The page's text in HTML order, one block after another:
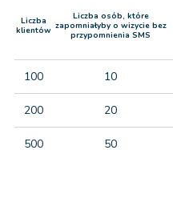
Liczba
klientów
Liczba osób, które
zapomniałyby o wizycie bez
przypomnienia SMS
100 10
200 20
500 50